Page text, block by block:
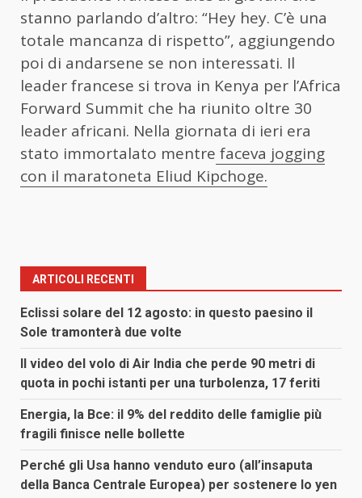
stanno parlando d’altro: “Hey hey. C’è una
totale mancanza di rispetto”, aggiungendo
poi di andarsene se non interessati. Il
leader francese si trova in Kenya per l’Africa
Forward Summit che ha riunito oltre 30
leader africani. Nella giornata di ieri era
stato immortalato mentre faceva jogging
con il maratoneta Eliud Kipchoge.
ARTICOLI RECENTI
Eclissi solare del 12 agosto: in questo paesino il
Sole tramonterà due volte
Il video del volo di Air India che perde 90 metri di
quota in pochi istanti per una turbolenza, 17 feriti
Energia, la Bce: il 9% del reddito delle famiglie più
fragili finisce nelle bollette
Perché gli Usa hanno venduto euro (all’insaputa
della Banca Centrale Europea) per sostenere lo yen